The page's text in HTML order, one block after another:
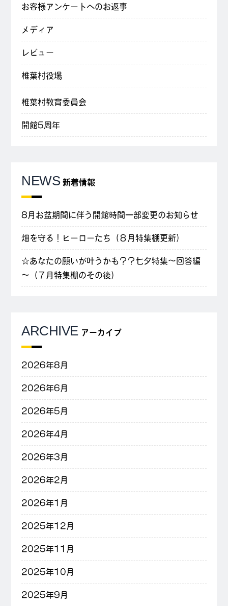
お客様アンケートへのお返事
メディア
レビュー
椎葉村役場
椎葉村教育委員会
開館5周年
NEWS 新着情報
8月お盆期間に伴う開館時間一部変更のお知らせ
畑を守る！ヒーローたち（８月特集棚更新）
☆あなたの願いが叶うかも？？七夕特集～回答編
～（７月特集棚のその後）
ARCHIVE アーカイブ
2026年8月
2026年6月
2026年5月
2026年4月
2026年3月
2026年2月
2026年1月
2025年12月
2025年11月
2025年10月
2025年9月